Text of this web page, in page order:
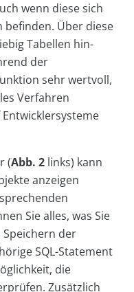
wenn diese sich
befinden. Über diese
Tabellen hin-
der
sehr wertvoll,
Verfahren
(Abb. 2 links) kann
anzeigen
Sie alles, was Sie
der
SQL-Statement
die
Zusätzlich